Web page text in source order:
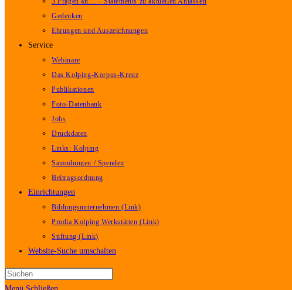
Gedenken
Ehrungen und Auszeichnungen
Service
Webinare
Das Kolping-Korpus-Kreuz
Publikationen
Foto-Datenbank
Jobs
Druckdaten
Links: Kolping
Sammlungen / Spenden
Beitragsordnung
Einrichtungen
Bildungsunternehmen (Link)
Prodia Kolping Werkstätten (Link)
Stiftung (Link)
Website-Suche umschalten